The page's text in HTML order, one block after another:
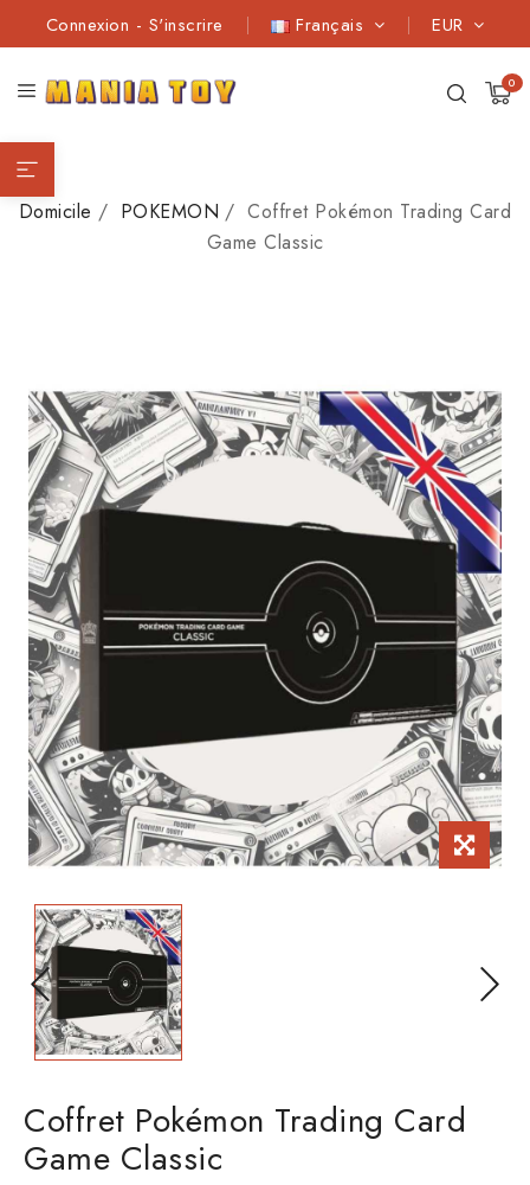
EUR
Français
Connexion - S'inscrire
0
Domicile POKEMON
Coffret Pokémon Trading Card
Game Classic
Coffret Pokémon Trading Card
Game Classic